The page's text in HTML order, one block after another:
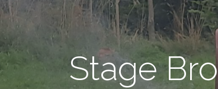
Stage